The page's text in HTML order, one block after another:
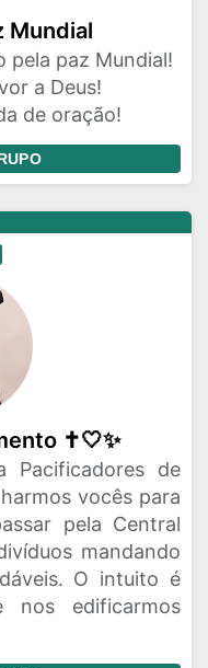
Mundial
pela paz Mundial!
a Deus!
de oração!
✝️🤍✨
Pacificadores de
vocês para
pela Central
mandando
O intuito é
nos edificarmos